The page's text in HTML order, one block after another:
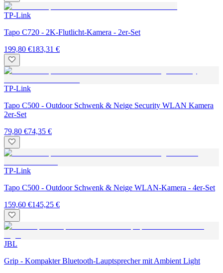
TP-Link
Tapo C720 - 2K-Flutlicht-Kamera - 2er-Set
199,80 €183,31 €
TP-Link
Tapo C500 - Outdoor Schwenk & Neige Security WLAN Kamera
2er-Set
79,80 €74,35 €
TP-Link
Tapo C500 - Outdoor Schwenk & Neige WLAN-Kamera - 4er-Set
159,60 €145,25 €
JBL
Grip - Kompakter Bluetooth-Lauptsprecher mit Ambient Light